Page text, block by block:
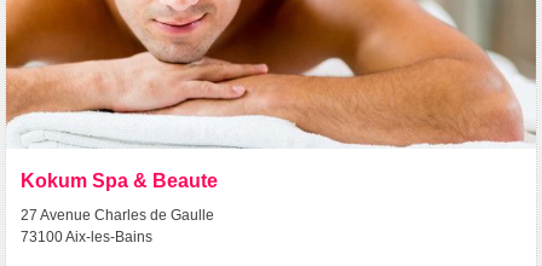
Kokum Spa & Beaute
27 Avenue Charles de Gaulle
73100 Aix-les-Bains